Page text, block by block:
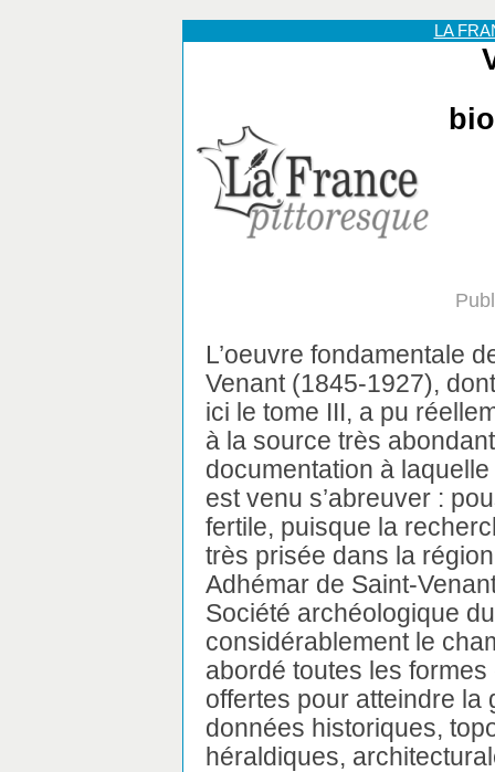
LA
L’oeuvre fondamentale
Venant (1845-1927),
ici le tome III, a pu
à la source très
documentation à
est venu s’abreuver :
fertile, puisque la
très prisée dans la
Adhémar de Saint-
Société archéologique
considérablement le
abordé toutes les
offertes pour atteindre la
données historiques,
héraldiques,